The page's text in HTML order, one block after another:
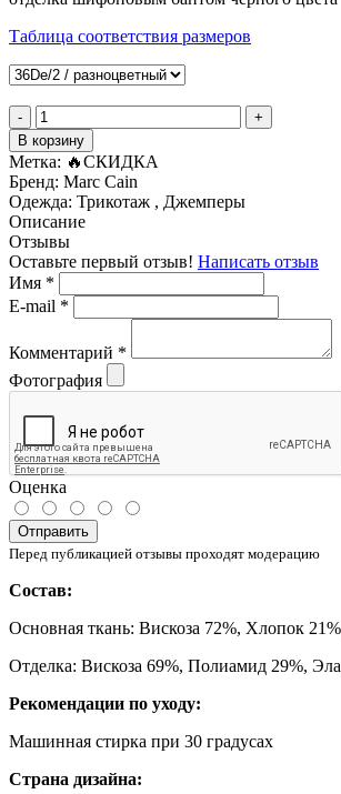
Таблица соответствия размеров
-
+
В корзину
Метка: 🔥СКИДКА
Бренд: Marc Cain
Одежда: Трикотаж , Джемперы
Описание
Отзывы
Оставьте первый отзыв! Написать отзыв
Имя *
E-mail *
Комментарий *
Фотография
Оценка
Отправить
Перед публикацией отзывы проходят модерацию
Состав:
Основная ткань: Вискоза 72%, Хлопок
Отделка: Вискоза 69%, Полиамид 29%,
Рекомендации по уходу:
Машинная стирка при 30 градусах
Страна дизайна: